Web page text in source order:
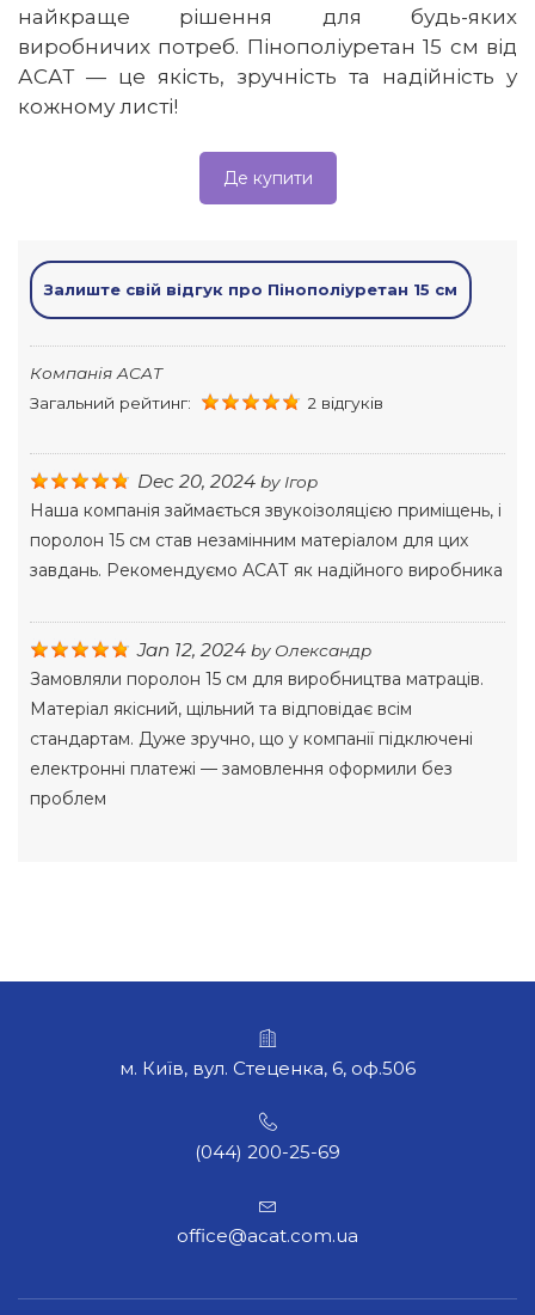
найкраще рішення для будь-яких
виробничих потреб. Пінополіуретан 15 см від
АСАТ — це якість, зручність та надійність у
кожному листі!
Де купити
Залиште свій відгук про Пінополіуретан 15 см
Компанія ACAT
Загальний рейтинг:
2 відгуків
Dec 20, 2024 by Ігор
Наша компанія займається звукоізоляцією приміщень, і
поролон 15 см став незамінним матеріалом для цих
завдань. Рекомендуємо АСАТ як надійного виробника
Jan 12, 2024 by Олександр
Замовляли поролон 15 см для виробництва матраців.
Матеріал якісний, щільний та відповідає всім
стандартам. Дуже зручно, що у компанії підключені
електронні платежі — замовлення оформили без
проблем
м. Київ, вул. Стеценка, 6, оф.506
(044) 200-25-69
office@acat.com.ua